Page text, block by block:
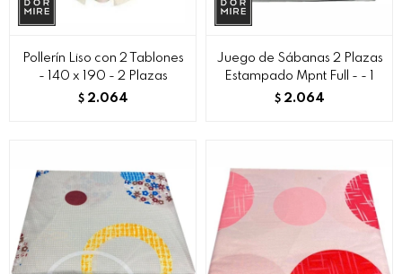
Pollerín Liso con 2 Tablones
- 140 x 190 - 2 Plazas
$ 2.064
Juego de Sábanas 2 Plazas
Estampado Mpnt Full - - 1
$ 2.064